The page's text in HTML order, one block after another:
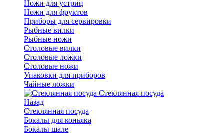
Ножи для устриц
Ножи для фруктов
Приборы для сервировки
Рыбные вилки
Рыбные ножи
Столовые вилки
Столовые ложки
Столовые ножи
Упаковки для приборов
Чайные ложки
Стеклянная посуда
Назад
Стеклянная посуда
Бокалы для коньяка
Бокалы шале